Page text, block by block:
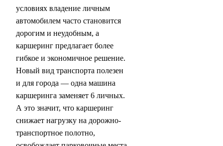
условиях владение личным
автомобилем часто становится
дорогим и неудобным, а
каршеринг предлагает более
гибкое и экономичное решение.
Новый вид транспорта полезен
и для города — одна машина
каршеринга заменяет 6 личных.
А это значит, что каршеринг
снижает нагрузку на дорожно-
транспортное полотно,